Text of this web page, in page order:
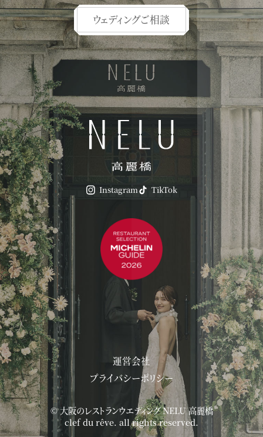
ウェディングご相談
Instagram TikTok
運営会社
プライバシーポリシー
©大阪のレストランウエディング NELU 高麗橋
clef du rêve. all rights reserved.